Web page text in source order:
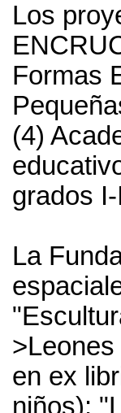
Los
Formas
(4)
grados
La
en ex
niños):